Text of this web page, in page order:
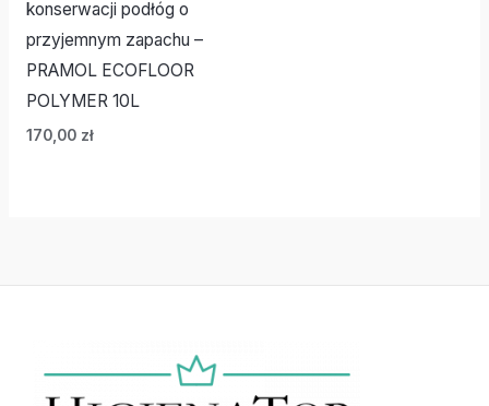
konserwacji podłóg o
przyjemnym zapachu –
PRAMOL ECOFLOOR
POLYMER 10L
170,00 zł